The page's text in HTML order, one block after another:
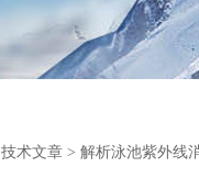
技术文章 > 解析泳池紫外线